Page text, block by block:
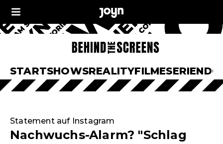
STARTSHOWSREALITYFILMESERIEN
Statement auf Instagram
Nachwuchs-Alarm? "Schlag